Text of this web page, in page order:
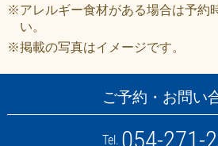
※アレルギー食材がある場合は予約
い。
※掲載の写真はイメージです。
ご予約・お問い
Tel. 054-271-